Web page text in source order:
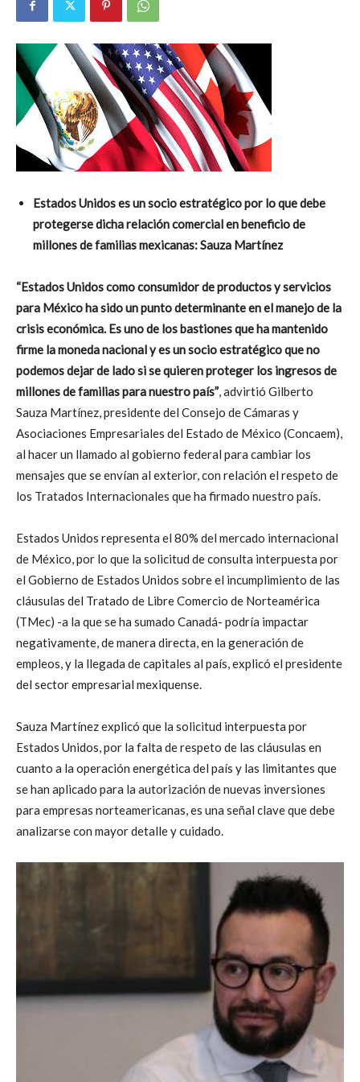
Estados Unidos es un socio estratégico por lo que debe
protegerse dicha relación comercial en beneficio de
millones de familias mexicanas: Sauza Martínez
“Estados Unidos como consumidor de productos y servicios
para México ha sido un punto determinante en el manejo de la
crisis económica. Es uno de los bastiones que ha mantenido
firme la moneda nacional y es un socio estratégico que no
podemos dejar de lado si se quieren proteger los ingresos de
millones de familias para nuestro país”, advirtió Gilberto
Sauza Martínez, presidente del Consejo de Cámaras y
Asociaciones Empresariales del Estado de México (Concaem),
al hacer un llamado al gobierno federal para cambiar los
mensajes que se envían al exterior, con relación el respeto de
los Tratados Internacionales que ha firmado nuestro país.
Estados Unidos representa el 80% del mercado internacional
de México, por lo que la solicitud de consulta interpuesta por
el Gobierno de Estados Unidos sobre el incumplimiento de las
cláusulas del Tratado de Libre Comercio de Norteamérica
(TMec) -a la que se ha sumado Canadá- podría impactar
negativamente, de manera directa, en la generación de
empleos, y la llegada de capitales al país, explicó el presidente
del sector empresarial mexiquense.
Sauza Martínez explicó que la solicitud interpuesta por
Estados Unidos, por la falta de respeto de las cláusulas en
cuanto a la operación energética del país y las limitantes que
se han aplicado para la autorización de nuevas inversiones
para empresas norteamericanas, es una señal clave que debe
analizarse con mayor detalle y cuidado.